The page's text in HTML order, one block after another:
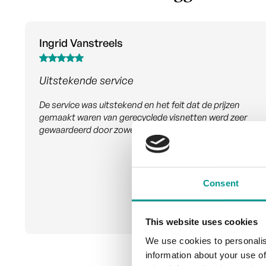
Consent
This website uses cookies
We use cookies to
information about your use
Teona Mikadze
Een echte aanrader
De hele klantervaring was uitstekend, beginnend bij
een zeer informatieve website, naadloze
communicatie met het team via e-mail en tot slot de
productkwaliteit en levering... alles was geweldig! Ik
ben blij dat ik Upstream Trophies heb ontdekt en zal
het aan elk bedrijf aanbevelen.